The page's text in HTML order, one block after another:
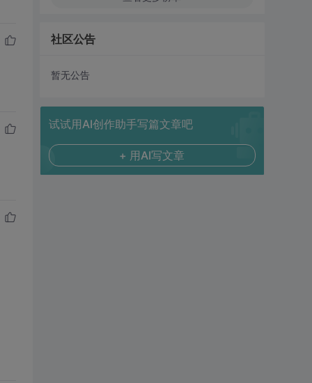
社区公告
暂无公告
试试用AI创作助手写篇文章吧
+ 用AI写文章